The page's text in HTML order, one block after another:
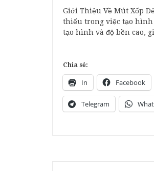
Giới Thiệu Về Mút Xốp
thiếu trong việc tạo
tạo hình và độ bền cao,
Chia sẻ:
In Facebook
Telegram